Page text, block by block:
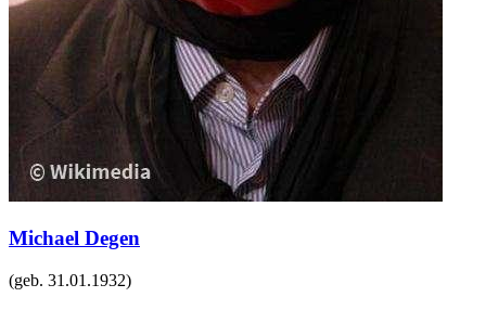
Michael Degen
(geb. 31.01.1932)